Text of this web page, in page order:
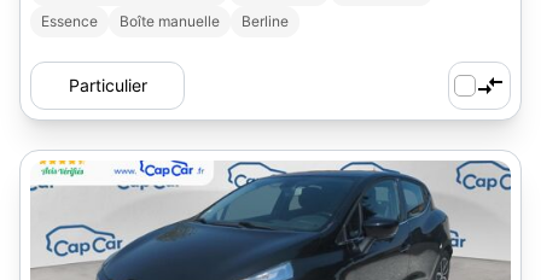
Essence
Boîte manuelle Berline
Particulier